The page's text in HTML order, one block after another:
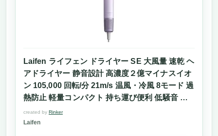
Laifen ライフェン ドライヤー SE 大風量 速乾 ヘ
アドライヤー 静音設計 高濃度２億マイナスイオ
ン 105,000 回転/分 21m/s 温風・冷風 8モード 過
熱防止 軽量コンパクト 持ち運び便利 低騒音 静
電気除去 家庭用/旅行用 (オーキッド)
created by Rinker
Laifen